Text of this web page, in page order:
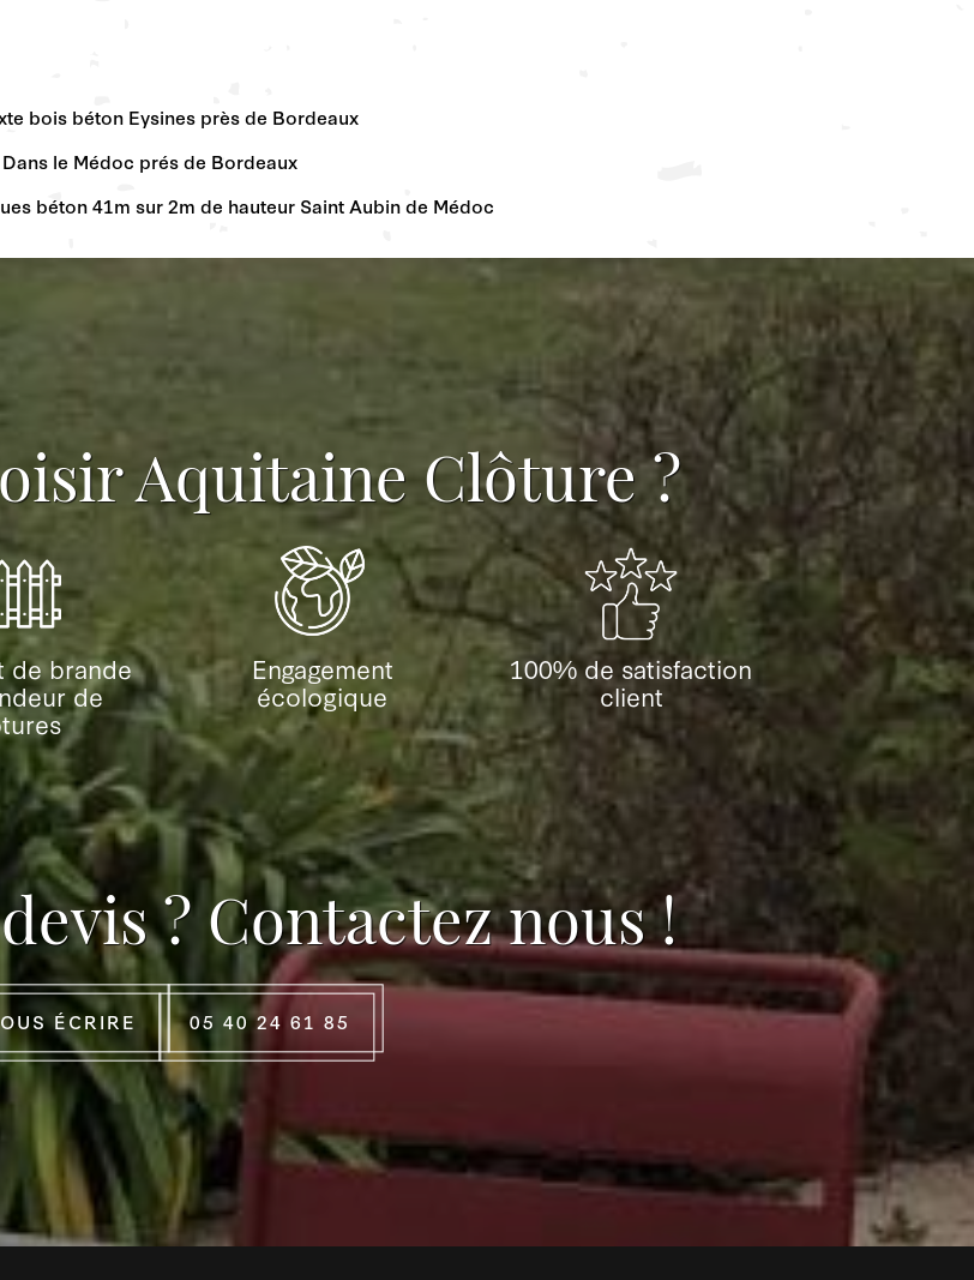
bois béton Eysines près de Bordeaux
le Médoc prés de Bordeaux
béton 41m sur 2m de hauteur Saint Aubin de Médoc
Aquitaine Clôture ?
de brande
de
Engagement
écologique
100% de satisfaction
client
? Contactez nous !
ÉCRIRE 05 40 24 61 85